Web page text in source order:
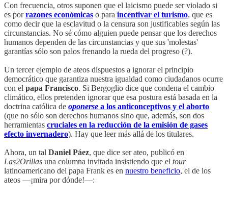
Con frecuencia, otros suponen que el laicismo puede ser violado si
es porrazones económicas o para incentivar el turismo, que es
como decir que la esclavitud o la censura son justificables según las
circunstancias. No sé cómo alguien puede pensar que los derechos
humanos dependen de las circunstancias y que sus 'molestas'
garantías sólo son palos frenando la rueda del progreso (?).
Un tercer ejemplo de ateos dispuestos a ignorar el principio
democrático que garantiza nuestra igualdad como ciudadanos ocurre
con el papa Francisco. Si Bergoglio dice que condena el cambio
climático, ellos pretenden ignorar que esa postura está basada en la
doctrina católica de oponerse a los anticonceptivos y el aborto
(que no sólo son derechos humanos sino que, además, son dos
herramientas cruciales en la reducción de la emisión de gases
efecto invernadero). Hay que leer más allá de los titulares.
Ahora, un tal Daniel Páez, que dice ser ateo, publicó en
Las2Orillas una columna invitada insistiendo que el tour
latinoamericano del papa Frank es en nuestro beneficio, el de los
ateos —¡mira por dónde!—: